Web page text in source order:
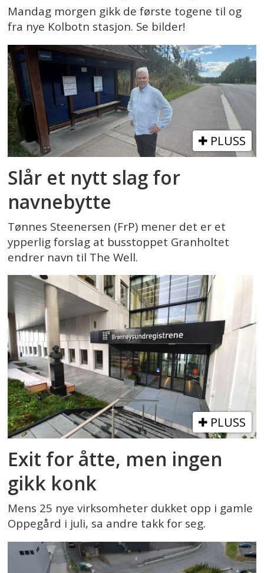
Mandag morgen gikk de første togene til og
fra nye Kolbotn stasjon. Se bilder!
PLUSS
Slår et nytt slag for
navnebytte
Tønnes Steenersen (FrP) mener det er et
ypperlig forslag at busstoppet Granholtet
endrer navn til The Well.
PLUSS
Exit for åtte, men ingen
gikk konk
Mens 25 nye virksomheter dukket opp i gamle
Oppegård i juli, sa andre takk for seg.